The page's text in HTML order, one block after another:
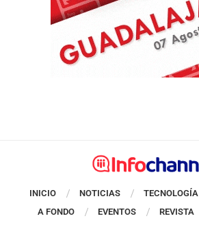
INICIO NOTICIAS TECNOLOGÍA
A FONDO
EVENTOS REVISTA